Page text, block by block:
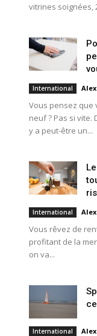
vitrines soignées,
International
Vous pensez que
neuf ? Pas si vite.
y a peut-être un...
International
Vous rêvez de
profitant de la
on va...
International